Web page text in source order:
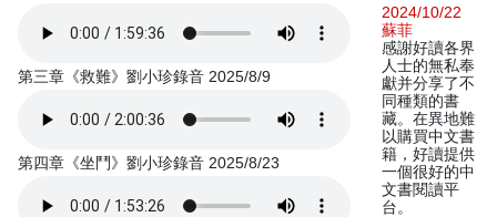
第三章《救難》劉小珍錄音 2025/8/9
第四章《坐鬥》劉小珍錄音 2025/8/23
2024/10/22
蘇菲
感謝好讀各界
人士的無私奉
獻并分享了不
同種類的書
藏。在異地難
以購買中文書
籍，好讀提供
一個很好的中
文書閱讀平
台。